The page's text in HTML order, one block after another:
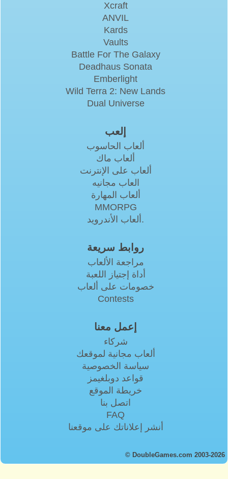
Xcraft
ANVIL
Kards
Vaults
Battle For The Galaxy
Deadhaus Sonata
Emberlight
Wild Terra 2: New Lands
Dual Universe
إلعب
ألعاب الحاسوب
ألعاب ماك
ألعاب على الإنترنت
العاب مجانيه
ألعاب المهارة
MMORPG
ألعاب الأندرويد.
روابط سريعة
مراجعة الألعاب
أداة إجتياز اللعبة
خصومات على ألعاب
Contests
إعمل معنا
شركاء
ألعاب مجانية لموقعك
سياسة الخصوصية
قواعد دوبلغيمز
خريطة الموقع
اتصل بنا
FAQ
أنشر إعلاناتك على موقعنا
© DoubleGames.com 2003-2026